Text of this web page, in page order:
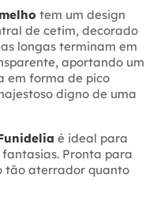
tem um design
de cetim, decorado
longas terminam em
aportando um
em forma de pico
digno de uma
é ideal para
Pronta para
tão aterrador quanto